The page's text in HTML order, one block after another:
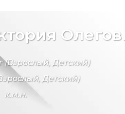
(Взрослый, Детский)
Детский)
к.м.н.